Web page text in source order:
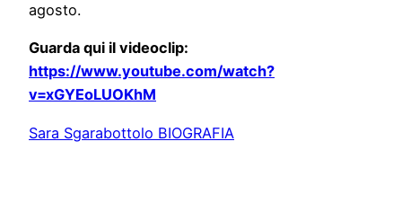
agosto.
Guarda qui il videoclip:
https://www.youtube.com/watch?
v=xGYEoLUOKhM
Sara Sgarabottolo BIOGRAFIA